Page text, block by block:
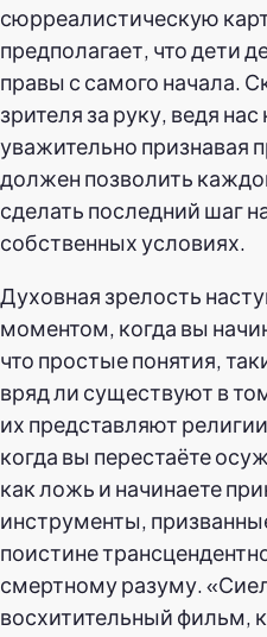
сюрреалистическую
предполагает, что дети
правы с самого начала.
зрителя за руку, ведя нас
уважительно признавая
должен позволить
сделать последний шаг
собственных условиях.
Духовная зрелость
моментом, когда вы
что простые понятия,
вряд ли существуют в
их представляют
когда вы перестаёте
как ложь и начинаете
инструменты,
поистине
смертному разуму.
восхитительный фильм,